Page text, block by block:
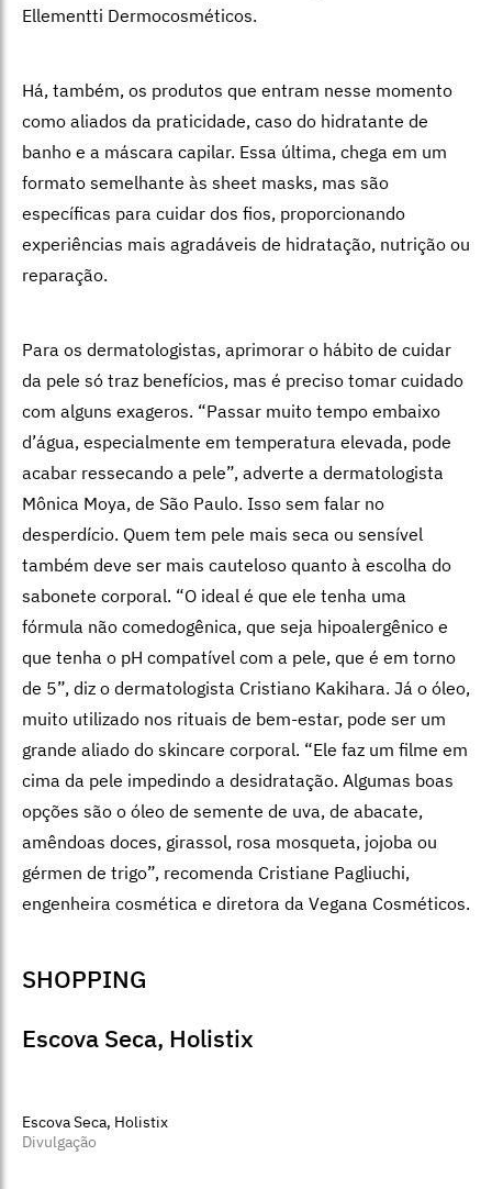
Ellementti Dermocosméticos.
Há, também, os produtos que entram nesse momento
como aliados da praticidade, caso do hidratante de
banho e a máscara capilar. Essa última, chega em um
formato semelhante às sheet masks, mas são
específicas para cuidar dos fios, proporcionando
experiências mais agradáveis de hidratação, nutrição ou
reparação.
Para os dermatologistas, aprimorar o hábito de cuidar
da pele só traz benefícios, mas é preciso tomar cuidado
com alguns exageros. “Passar muito tempo embaixo
d’água, especialmente em temperatura elevada, pode
acabar ressecando a pele”, adverte a dermatologista
Mônica Moya, de São Paulo. Isso sem falar no
desperdício. Quem tem pele mais seca ou sensível
também deve ser mais cauteloso quanto à escolha do
sabonete corporal. “O ideal é que ele tenha uma
fórmula não comedogênica, que seja hipoalergênico e
que tenha o pH compatível com a pele, que é em torno
de 5”, diz o dermatologista Cristiano Kakihara. Já o óleo,
muito utilizado nos rituais de bem-estar, pode ser um
grande aliado do skincare corporal. “Ele faz um filme em
cima da pele impedindo a desidratação. Algumas boas
opções são o óleo de semente de uva, de abacate,
amêndoas doces, girassol, rosa mosqueta, jojoba ou
gérmen de trigo”, recomenda Cristiane Pagliuchi,
engenheira cosmética e diretora da Vegana Cosméticos.
SHOPPING
Escova Seca, Holistix